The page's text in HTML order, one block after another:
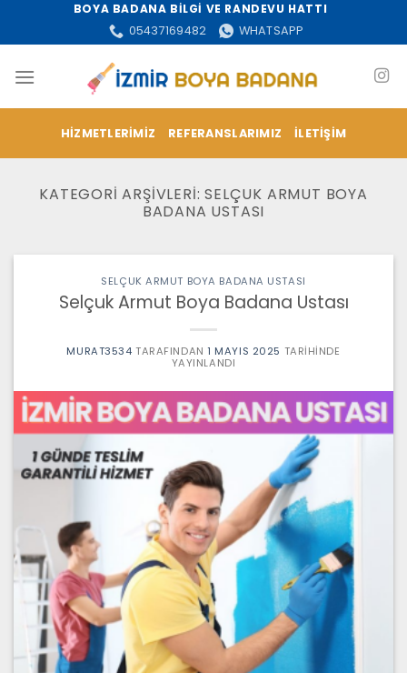
BOYA BADANA BİLGİ VE RANDEVU HATTI
05437169482
WHATSAPP
HIZMETLERIMIZ REFERANSLARIMIZ İLETIŞIM
KATEGORI ARŞIVLERI:SELÇUK ARMUT BOYA
BADANA USTASI
SELÇUK ARMUT BOYA BADANA USTASI
Selçuk Armut Boya Badana Ustası
MURAT3534 TARAFINDAN 1 MAYIS 2025 TARIHINDE
YAYINLANDI